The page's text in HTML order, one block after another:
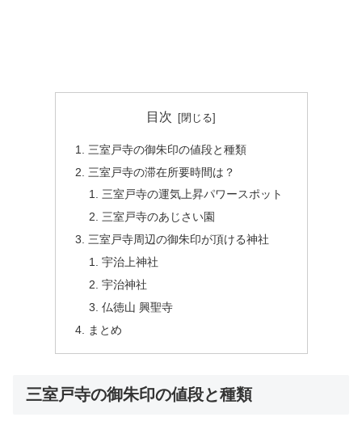
目次
三室戸寺の御朱印の値段と種類
三室戸寺の滞在所要時間は？
三室戸寺の運気上昇パワースポット
三室戸寺のあじさい園
三室戸寺周辺の御朱印が頂ける神社
宇治上神社
宇治神社
仏徳山 興聖寺
まとめ
三室戸寺の御朱印の値段と種類